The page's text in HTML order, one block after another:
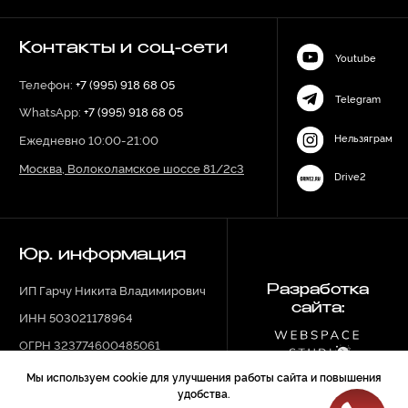
Мы используем cookie для улучшения работы сайта и повышения
удобства.